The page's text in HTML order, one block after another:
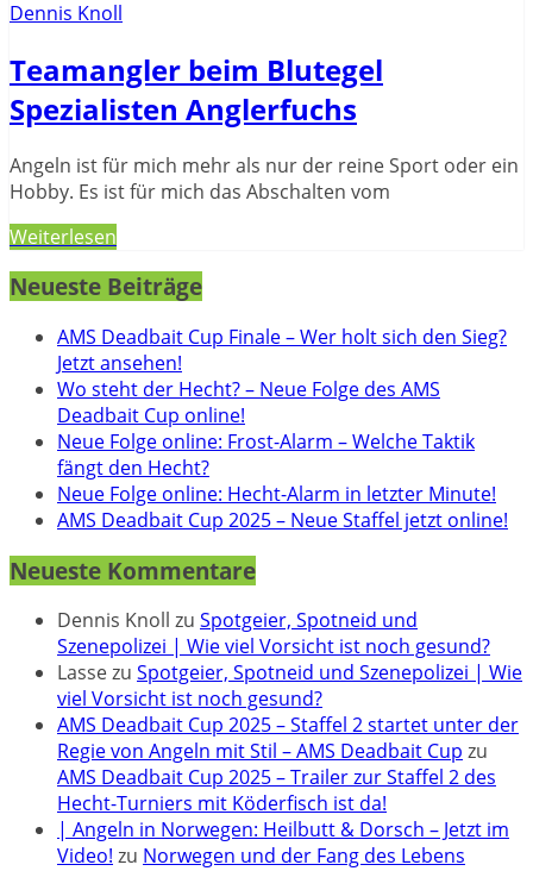
Dennis Knoll
Teamangler beim Blutegel
Spezialisten Anglerfuchs
Angeln ist für mich mehr als nur der reine Sport oder ein
Hobby. Es ist für mich das Abschalten vom
Weiterlesen
Neueste Beiträge
AMS Deadbait Cup Finale – Wer holt sich den Sieg?
Jetzt ansehen!
Wo steht der Hecht? – Neue Folge des AMS
Deadbait Cup online!
Neue Folge online: Frost-Alarm – Welche Taktik
fängt den Hecht?
Neue Folge online: Hecht-Alarm in letzter Minute!
AMS Deadbait Cup 2025 – Neue Staffel jetzt online!
Neueste Kommentare
Dennis Knoll zu Spotgeier, Spotneid und
Szenepolizei | Wie viel Vorsicht ist noch gesund?
Lassezu Spotgeier, Spotneid und Szenepolizei | Wie
viel Vorsicht ist noch gesund?
AMS Deadbait Cup 2025 – Staffel 2 startet unter der
Regie von Angeln mit Stil – AMS Deadbait Cup zu
AMS Deadbait Cup 2025 – Trailer zur Staffel 2 des
Hecht-Turniers mit Köderfisch ist da!
| Angeln in Norwegen: Heilbutt & Dorsch – Jetzt im
Video! zu Norwegen und der Fang des Lebens